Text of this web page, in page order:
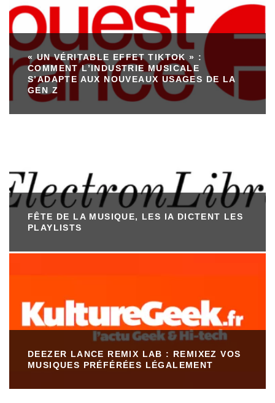
« UN VÉRITABLE EFFET TIKTOK » :
COMMENT L’INDUSTRIE MUSICALE
S’ADAPTE AUX NOUVEAUX USAGES DE LA
GEN Z
FÊTE DE LA MUSIQUE, LES IA DICTENT LES
PLAYLISTS
DEEZER LANCE REMIX LAB : REMIXEZ VOS
MUSIQUES PRÉFÉRÉES LÉGALEMENT